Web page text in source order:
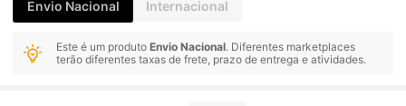
Envio Nacional Internacional
Este é um produtoEnvio Nacional. Diferentes marketplaces
terão diferentes taxas de frete, prazo de entrega e atividades.